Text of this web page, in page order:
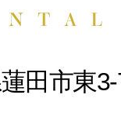
田市東